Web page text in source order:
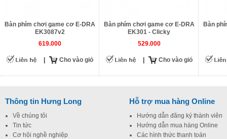
Bàn phím chơi game cơ E-DRA
EK3087v2
619.000
Cho vào giỏ
Bàn phím chơi game cơ E-DRA
EK301 - Clicky
529.000
Cho vào giỏ
Bàn
Thông tin Hưng Long
Về chúng tôi
Tin tức
Cơ hội nghề nghiệp
Hỗ trợ mua hàng Online
Hướng dẫn đăng ký thành viên
Hướng dẫn mua hàng Online
Các hình thức thanh toán